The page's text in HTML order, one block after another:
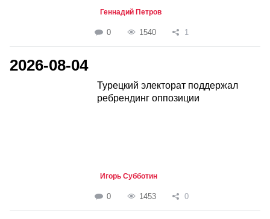
Геннадий Петров
0 1540 1
2026-08-04
Турецкий электорат поддержал
ребрендинг оппозиции
Игорь Субботин
0 1453 0